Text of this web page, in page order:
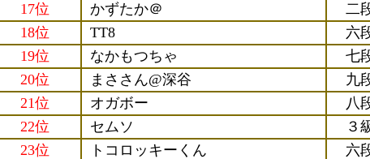
17位
かずたか＠ 二
18位
TT8 六
19位
なかもつちゃ 七
20位
まささん@深谷 九
21位
オガボー 八
22位
セムソ ３
23位
トコロッキーくん 六